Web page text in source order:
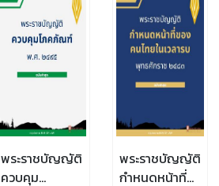
พระราชบัญญัติ
ควบคุม
พระราชบัญญัติ
กำหนดหน้าที่